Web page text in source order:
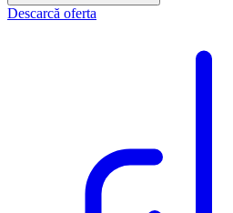
Descarcă oferta